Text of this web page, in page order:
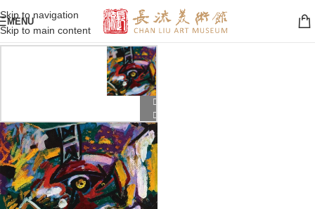
Skip to navigation
Skip to main content
MENU